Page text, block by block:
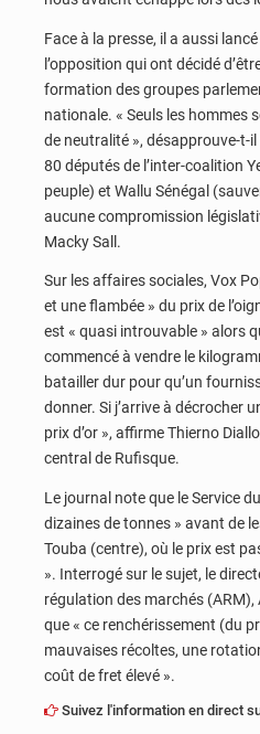
Face à la presse, il a aussi
l’opposition qui ont décidé
formation des groupes
nationale. « Seuls les hommes
de neutralité », désapprouve-t-
80 députés de l’inter-coalition
peuple) et Wallu Sénégal
aucune compromission
Macky Sall.
Sur les affaires sociales, Vox
et une flambée » du prix de
est « quasi introuvable » alors
commencé à vendre le
batailler dur pour qu’un
donner. Si j’arrive à décrocher
prix d’or », affirme Thierno
central de Rufisque.
Le journal note que le Service
dizaines de tonnes » avant de
Touba (centre), où le prix est
». Interrogé sur le sujet, le
régulation des marchés
que « ce renchérissement (du
mauvaises récoltes, une
coût de fret élevé ».
Suivez l'information en direct